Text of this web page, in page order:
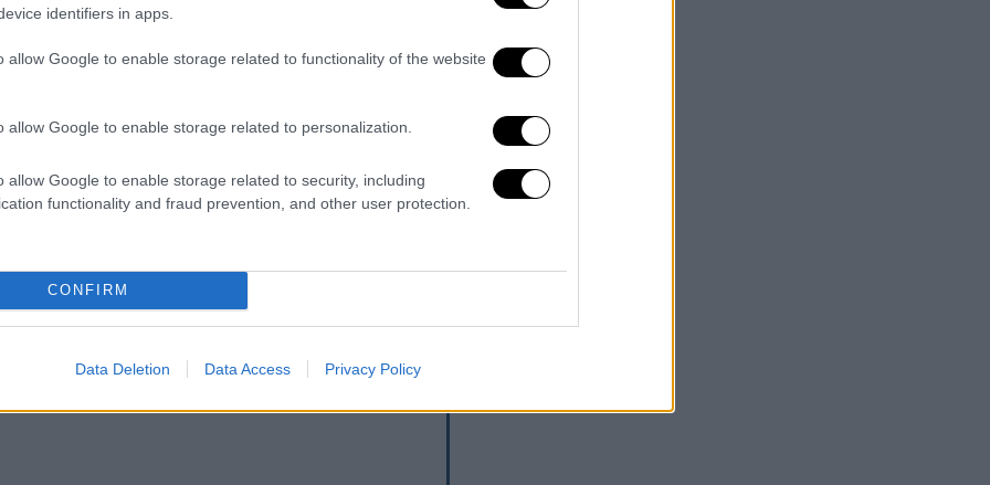
identifiers in apps.
allow Google to enable storage related to functionality of the website
allow Google to enable storage related to personalization.
allow Google to enable storage related to security, including
functionality and fraud prevention, and other user protection.
CONFIRM
Data Deletion Data Access Privacy Policy
το έργο των
Κοινότητα
, ενώ είχε παρουσία σε
και ευρύτερα την Τριπολιτειακή
το Γενικό Προξενείο να
ψηφοφορίας για τις εθνικές εκλογές,
και οι Έλληνες του εξωτερικού ψήφισαν
τους.
πρόξενος διοργάνωσε μία
συναδέλφους του στο Γενικό Προξενείο,
τους.
ΕΘΝΟΣ θα παρεμβαίνει και τα προσβλητικά σχόλια θα